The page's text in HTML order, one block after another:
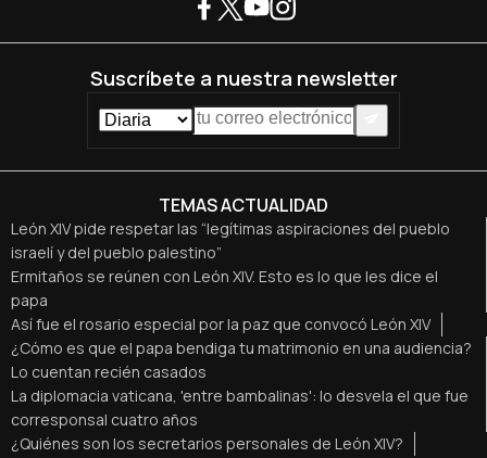
TEMAS ACTUALIDAD
León XIV pide respetar las “legítimas aspiraciones del pueblo
israelí y del pueblo palestino”
Ermitaños se reúnen con León XIV. Esto es lo que les dice el
papa
Así fue el rosario especial por la paz que convocó León XIV
¿Cómo es que el papa bendiga tu matrimonio en una audiencia?
Lo cuentan recién casados
La diplomacia vaticana, 'entre bambalinas': lo desvela el que fue
corresponsal cuatro años
¿Quiénes son los secretarios personales de León XIV?
Suscríbete a nuestra newsletter